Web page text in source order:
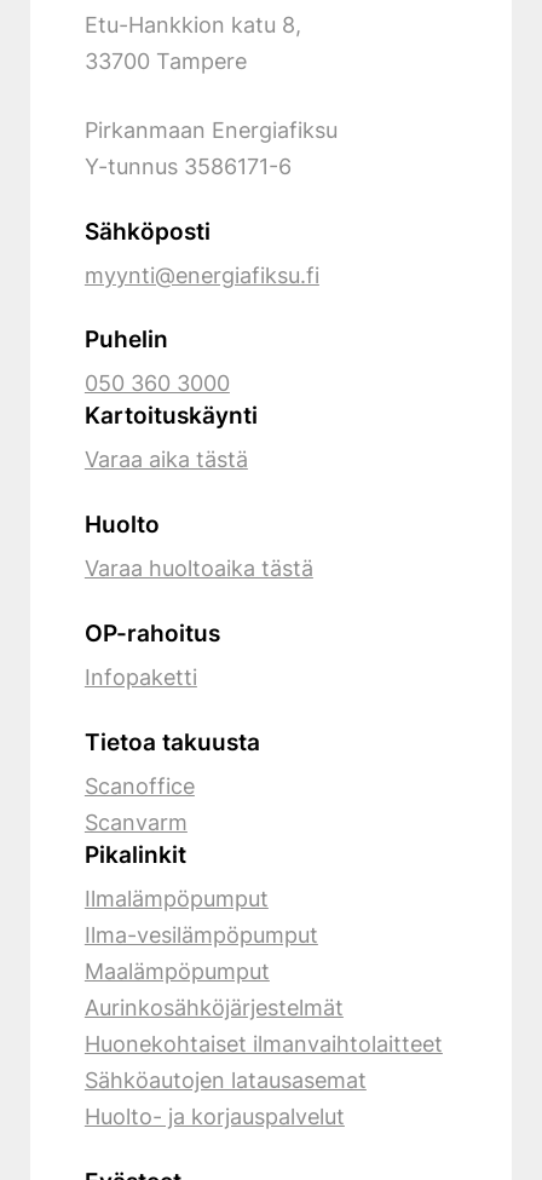
Etu-Hankkion katu 8,
33700 Tampere
Pirkanmaan Energiafiksu
Y-tunnus 3586171-6
Sähköposti
myynti@energiafiksu.fi
Puhelin
050 360 3000
Kartoituskäynti
Varaa aika tästä
Huolto
Varaa huoltoaika tästä
OP-rahoitus
Infopaketti
Tietoa takuusta
Scanoffice
Scanvarm
Pikalinkit
Ilmalämpöpumput
Ilma-vesilämpöpumput
Maalämpöpumput
Aurinkosähköjärjestelmät
Huonekohtaiset ilmanvaihtolaitteet
Sähköautojen latausasemat
Huolto- ja korjauspalvelut